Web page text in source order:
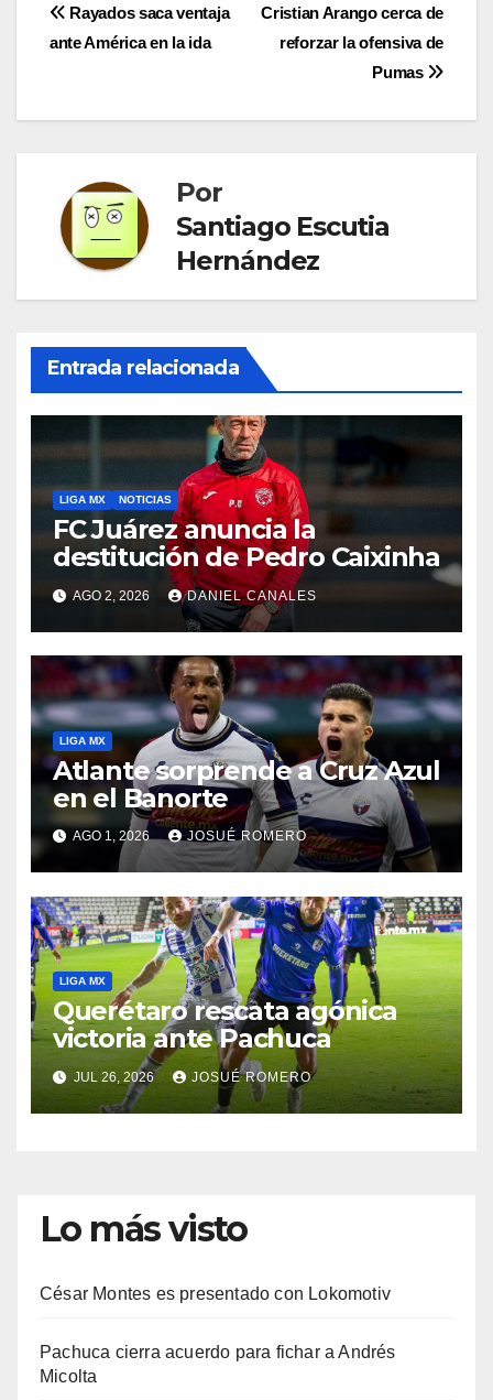
Navegación
entradas
Cristian Arango cerca de
reforzar la ofensiva de
Pumas
Rayados saca ventaja
ante América en la ida
Por
Santiago Escutia
Hernández
Entrada relacionada
LIGA MX NOTICIAS
FC Juárez anuncia la
destitución de Pedro Caixinha
AGO 2, 2026 DANIEL CANALES
LIGA MX
Atlante sorprende a Cruz Azul
en el Banorte
AGO 1, 2026 JOSUÉ ROMERO
LIGA MX
Querétaro rescata agónica
victoria ante Pachuca
JUL 26, 2026 JOSUÉ ROMERO
Lo más visto
César Montes es presentado con Lokomotiv
Pachuca cierra acuerdo para fichar a Andrés
Micolta